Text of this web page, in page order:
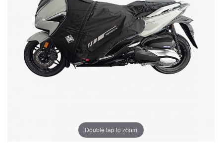
Double tap to zoom